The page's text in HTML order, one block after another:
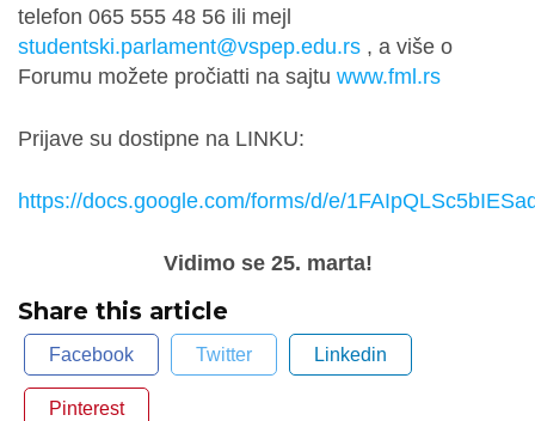
telefon 065 555 48 56 ili mejl
studentski.parlament@vspep.edu.rs , a više o
Forumu možete pročiatti na sajtu www.fml.rs
Prijave su dostipne na LINKU:
https://docs.google.com/forms/d/e/
Vidimo se 25. marta!
Share this article
Facebook Twitter Linkedin
Pinterest